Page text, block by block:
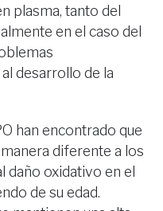
plasma, tanto del
en el caso del
desarrollo de la
han encontrado que
diferente a los
daño oxidativo en el
de su edad.